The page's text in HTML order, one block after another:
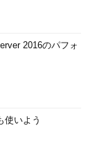
2016のパフォ
使いよう